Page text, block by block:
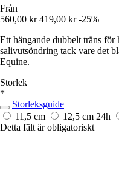
Från
560,00 kr 419,00 kr -25%
Ett hängande dubbelt träns
salivutsöndring tack vare det
Equine.
Storlek
*
Storleksguide
11,5 cm
12,5 cm 24h
Detta fält är obligatoriskt